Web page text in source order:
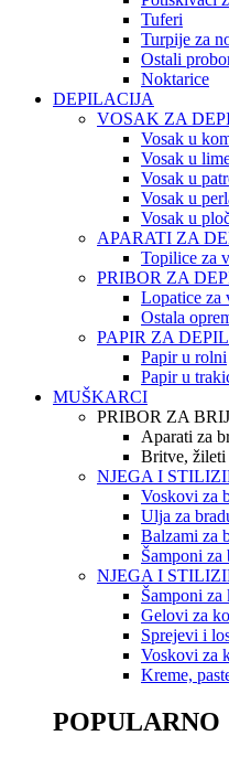
Tuferi
Turpije za
Ostali
Noktarice
DEPILACIJA
VOSAK ZA
Vosak u
Vosak u
Vosak u
Vosak u
Vosak u
APARATI ZA
Topilice za
PRIBOR ZA
Lopatice za
Ostala
PAPIR ZA
Papir u rolni
Papir u
MUŠKARCI
PRIBOR ZA
Aparati za
Britve, žileti
NJEGA I
Voskovi za
Ulja za
Balzami za
Šamponi za
NJEGA I
Šamponi za
Gelovi za
Sprejevi i
Voskovi za
Kreme,
POPULARNO